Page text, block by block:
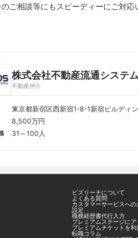
ご相談等にもスピーディーにご対応
株式会社不動産流通システム
不動産仲介
東京都新宿区西新宿1-8-1新宿ビルディ
8,500万円
31～100人
ビズリーチについて
よくある質問
カスタマーサービスへ
設定
職務経歴書代行入力
プレミアムステージに
プレミアムチケットを利
転職コラム